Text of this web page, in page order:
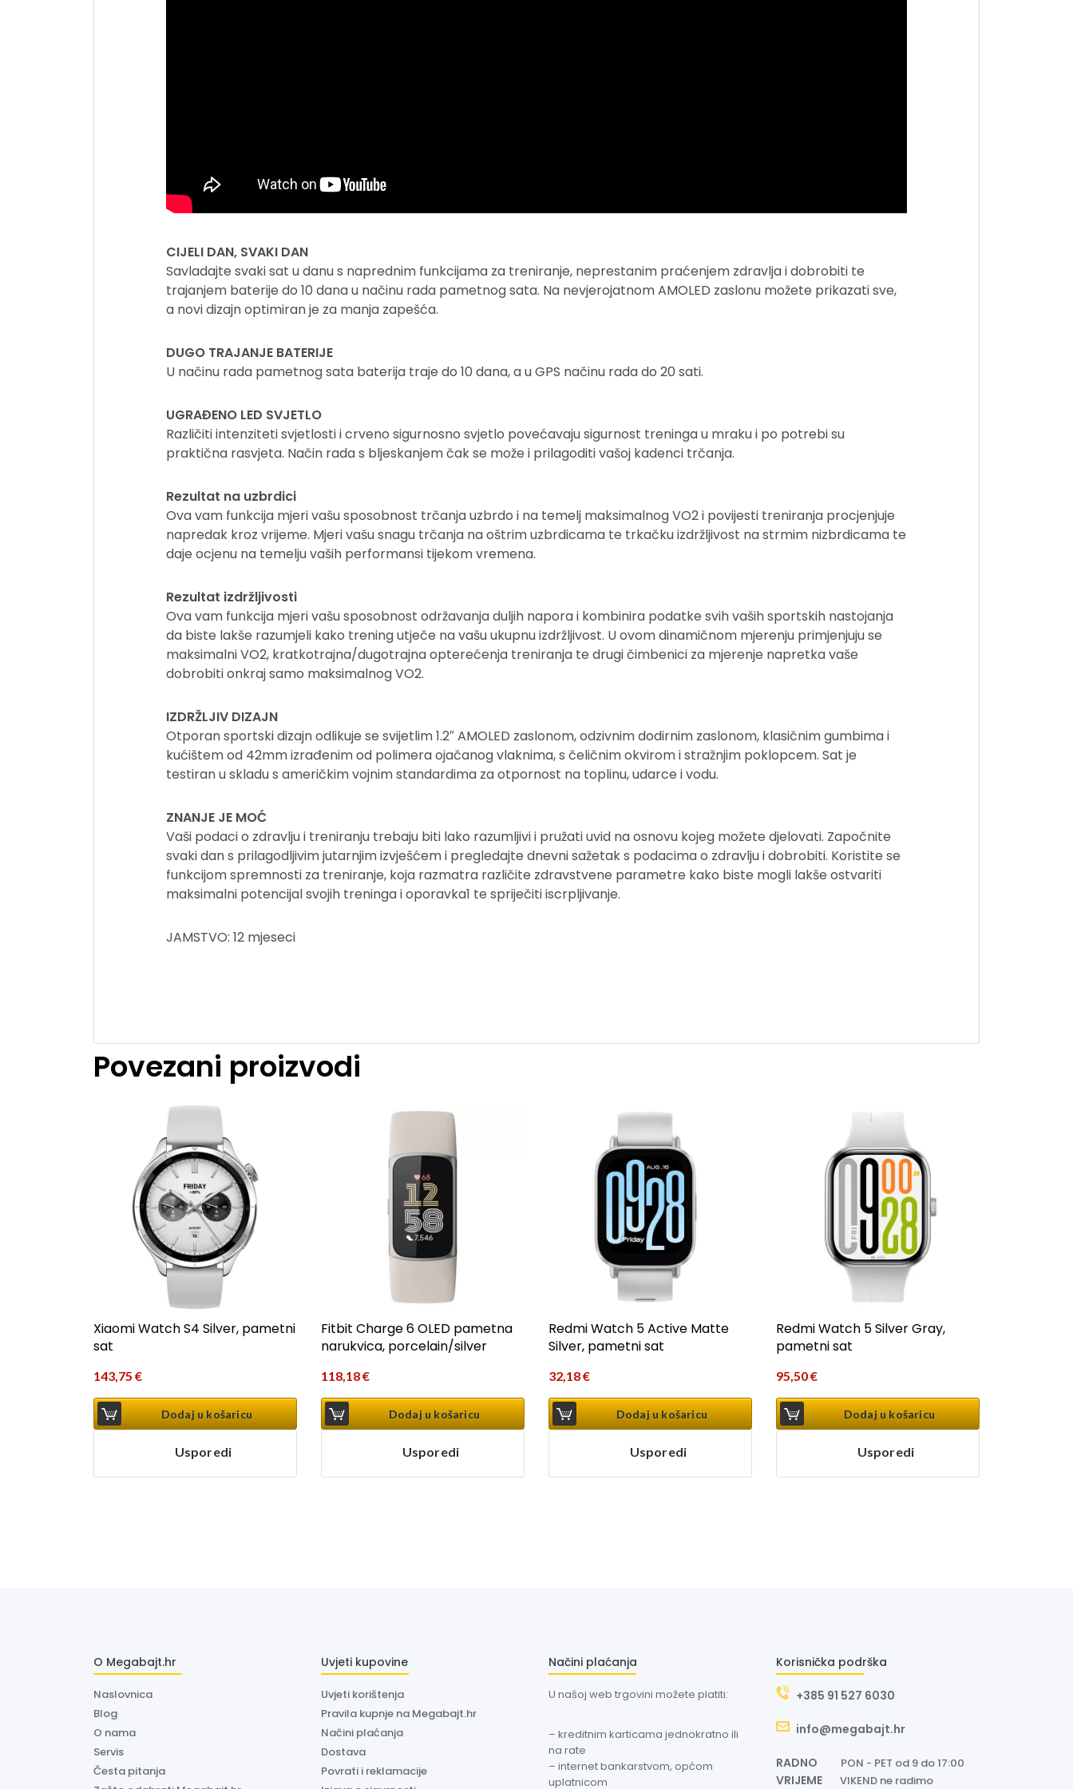
CIJELI DAN, SVAKI DAN
Savladajte svaki sat u danu s naprednim funkcijama za treniranje, neprestanim praćenjem zdravlja i dobrobiti te
trajanjem baterije do 10 dana u načinu rada pametnog sata. Na nevjerojatnom AMOLED zaslonu možete prikazati sve,
a novi dizajn optimiran je za manja zapešća.
DUGO TRAJANJE BATERIJE
U načinu rada pametnog sata baterija traje do 10 dana, a u GPS načinu rada do 20 sati.
UGRAĐENO LED SVJETLO
Različiti intenziteti svjetlosti i crveno sigurnosno svjetlo povećavaju sigurnost treninga u mraku i po potrebi su
praktična rasvjeta. Način rada s bljeskanjem čak se može i prilagoditi vašoj kadenci trčanja.
Rezultat na uzbrdici
Ova vam funkcija mjeri vašu sposobnost trčanja uzbrdo i na temelj maksimalnog VO2 i povijesti treniranja procjenjuje
napredak kroz vrijeme. Mjeri vašu snagu trčanja na oštrim uzbrdicama te trkačku izdržljivost na strmim nizbrdicama te
daje ocjenu na temelju vaših performansi tijekom vremena.
Rezultat izdržljivosti
Ova vam funkcija mjeri vašu sposobnost održavanja duljih napora i kombinira podatke svih vaših sportskih nastojanja
da biste lakše razumjeli kako trening utječe na vašu ukupnu izdržljivost. U ovom dinamičnom mjerenju primjenjuju se
maksimalni VO2, kratkotrajna/dugotrajna opterećenja treniranja te drugi čimbenici za mjerenje napretka vaše
dobrobiti onkraj samo maksimalnog VO2.
IZDRŽLJIV DIZAJN
Otporan sportski dizajn odlikuje se svijetlim 1.2″ AMOLED zaslonom, odzivnim dodirnim zaslonom, klasičnim gumbima i
kućištem od 42mm izrađenim od polimera ojačanog vlaknima, s čeličnim okvirom i stražnjim poklopcem. Sat je
testiran u skladu s američkim vojnim standardima za otpornost na toplinu, udarce i vodu.
ZNANJE JE MOĆ
Vaši podaci o zdravlju i treniranju trebaju biti lako razumljivi i pružati uvid na osnovu kojeg možete djelovati. Započnite
svaki dan s prilagodljivim jutarnjim izvješćem i pregledajte dnevni sažetak s podacima o zdravlju i dobrobiti. Koristite se
funkcijom spremnosti za treniranje, koja razmatra različite zdravstvene parametre kako biste mogli lakše ostvariti
maksimalni potencijal svojih treninga i oporavka1 te spriječiti iscrpljivanje.
JAMSTVO: 12 mjeseci
Povezani proizvodi
Xiaomi Watch S4 Silver, pametni
sat
143,75 €
Dodaj u košaricu
Usporedi
Fitbit Charge 6 OLED pametna
narukvica, porcelain/silver
118,18€
Dodaj u košaricu
Usporedi
Redmi Watch 5 Active Matte
Silver, pametni sat
32,18€
Dodaj u košaricu
Usporedi
Redmi Watch 5 Silver Gray,
pametni sat
95,50€
Dodaj u košaricu
Usporedi
O Megabajt.hr
Naslovnica
Blog
O nama
Servis
Česta pitanja
Uvjeti kupovine
Uvjeti korištenja
Pravila kupnje na Megabajt.hr
Načini plaćanja
Dostava
Povrati i reklamacije
Načini plaćanja
U našoj web trgovini možete platiti:
– kreditnim karticama jednokratno ili
na rate
– internet bankarstvom, općom
uplatnicom
Korisnička podrška
+385 91 527 6030
info@megabajt.hr
RADNO PON - PET od 9 do 17:00
VRIJEME VIKEND ne radimo